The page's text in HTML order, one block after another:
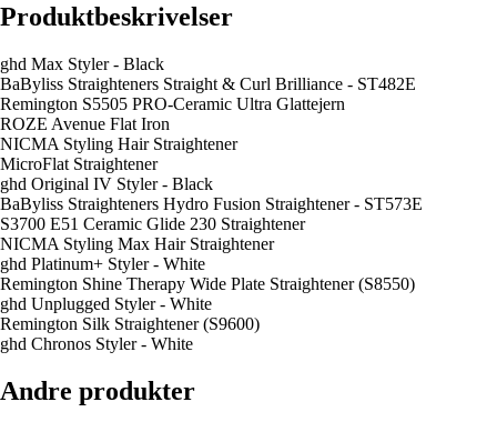
Produktbeskrivelser
ghd Max Styler - Black
BaByliss Straighteners Straight & Curl Brilliance - ST482E
Remington S5505 PRO-Ceramic Ultra Glattejern
ROZE Avenue Flat Iron
NICMA Styling Hair Straightener
MicroFlat Straightener
ghd Original IV Styler - Black
BaByliss Straighteners Hydro Fusion Straightener - ST573E
S3700 E51 Ceramic Glide 230 Straightener
NICMA Styling Max Hair Straightener
ghd Platinum+ Styler - White
Remington Shine Therapy Wide Plate Straightener (S8550)
ghd Unplugged Styler - White
Remington Silk Straightener (S9600)
ghd Chronos Styler - White
Andre produkter